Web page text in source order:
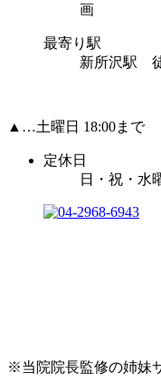
画
最寄り駅
新所沢駅
▲…土曜日 18:00まで
定休日
日・祝・水
※当院院長監修の姉妹